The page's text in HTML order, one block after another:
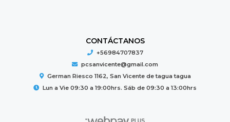
CONTÁCTANOS
+56984707837
pcsanvicente@gmail.com
German Riesco 1162, San Vicente de tagua tagua
Lun a Vie 09:30 a 19:00hrs. Sáb de 09:30 a 13:00hrs